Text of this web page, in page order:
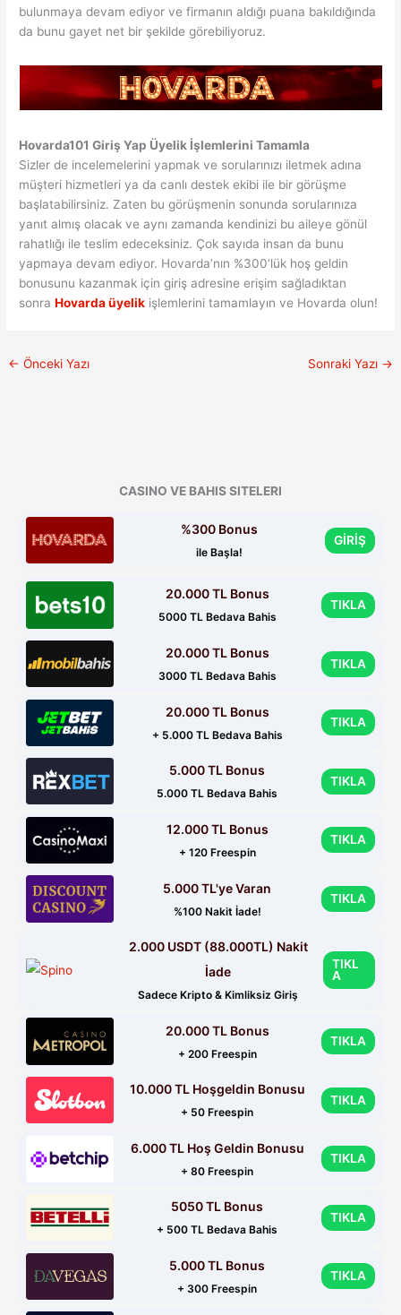
bulunmaya devam ediyor ve firmanın aldığı puana bakıldığında
da bunu gayet net bir şekilde görebiliyoruz.
Hovarda101 Giriş Yap Üyelik İşlemlerini Tamamla
Sizler de incelemelerini yapmak ve sorularınızı iletmek adına
müşteri hizmetleri ya da canlı destek ekibi ile bir görüşme
başlatabilirsiniz. Zaten bu görüşmenin sonunda sorularınıza
yanıt almış olacak ve aynı zamanda kendinizi bu aileye gönül
rahatlığı ile teslim edeceksiniz. Çok sayıda insan da bunu
yapmaya devam ediyor. Hovarda’nın %300’lük hoş geldin
bonusunu kazanmak için giriş adresine erişim sağladıktan
sonraHovarda üyelik işlemlerini tamamlayın ve Hovarda olun!
← Önceki Yazı Sonraki Yazı →
CASINO VE BAHIS SITELERI
%300 Bonus
ile Başla!
GİRİŞ
20.000 TL Bonus
5000 TL Bedava Bahis
TIKLA
20.000 TL Bonus
3000 TL Bedava Bahis
TIKLA
20.000 TL Bonus
+ 5.000 TL Bedava Bahis
TIKLA
5.000 TL Bonus
5.000 TL Bedava Bahis
TIKLA
12.000 TL Bonus
+ 120 Freespin
TIKLA
5.000 TL'ye Varan
%100 Nakit İade!
TIKLA
2.000 USDT (88.000TL) Nakit
İade
Sadece Kripto & Kimliksiz Giriş
TIKL
A
20.000 TL Bonus
+ 200 Freespin
TIKLA
10.000 TL Hoşgeldin Bonusu
+ 50 Freespin
TIKLA
6.000 TL Hoş Geldin Bonusu
+ 80 Freespin
TIKLA
5050 TL Bonus
+ 500 TL Bedava Bahis
TIKLA
5.000 TL Bonus
+ 300 Freespin
TIKLA